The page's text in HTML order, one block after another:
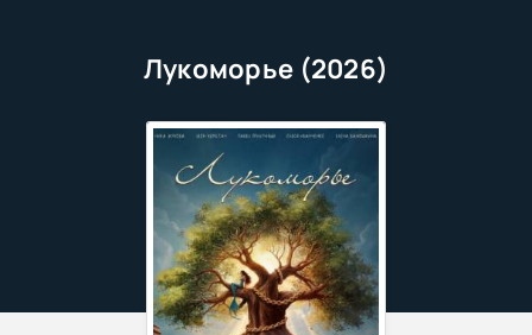
Лукоморье (2026)